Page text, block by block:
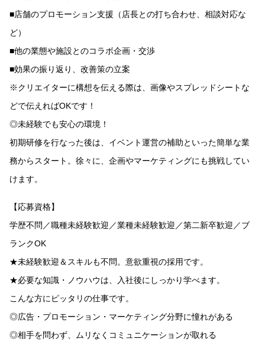
■店舗のプロモーション支援（店長との打ち合わせ、相談対応な
ど）
■他の業態や施設とのコラボ企画・交渉
■効果の振り返り、改善策の立案
※クリエイターに構想を伝える際は、画像やスプレッドシートな
どで伝えればOKです！
◎未経験でも安心の環境！
初期研修を行なった後は、イベント運営の補助といった簡単な業
務からスタート。徐々に、企画やマーケティングにも挑戦してい
けます。
【応募資格】
学歴不問／職種未経験歓迎／業種未経験歓迎／第二新卒歓迎／ブ
ランクOK
★未経験歓迎＆スキルも不問。意欲重視の採用です。
★必要な知識・ノウハウは、入社後にしっかり学べます。
こんな方にピッタリの仕事です。
◎広告・プロモーション・マーケティング分野に憧れがある
◎相手を問わず、ムリなくコミュニケーションが取れる